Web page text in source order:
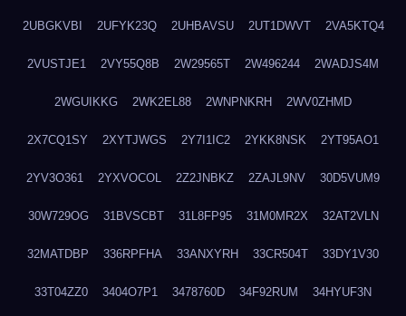
2UBGKVBI 2UFYK23Q 2UHBAVSU 2UT1DWVT 2VA5KTQ4
2VUSTJE1 2VY55Q8B 2W29565T 2W496244 2WADJS4M
2WGUIKKG 2WK2EL88 2WNPNKRH 2WV0ZHMD
2X7CQ1SY 2XYTJWGS 2Y7I1IC2 2YKK8NSK 2YT95AO1
2YV3O361 2YXVOCOL 2Z2JNBKZ 2ZAJL9NV 30D5VUM9
30W729OG 31BVSCBT 31L8FP95 31M0MR2X 32AT2VLN
32MATDBP 336RPFHA 33ANXYRH 33CR504T 33DY1V30
33T04ZZ0 3404O7P1 3478760D 34F92RUM 34HYUF3N